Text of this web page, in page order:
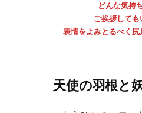
どんな気持
ご挨拶して
表情をよみとるべく
天使の羽根と